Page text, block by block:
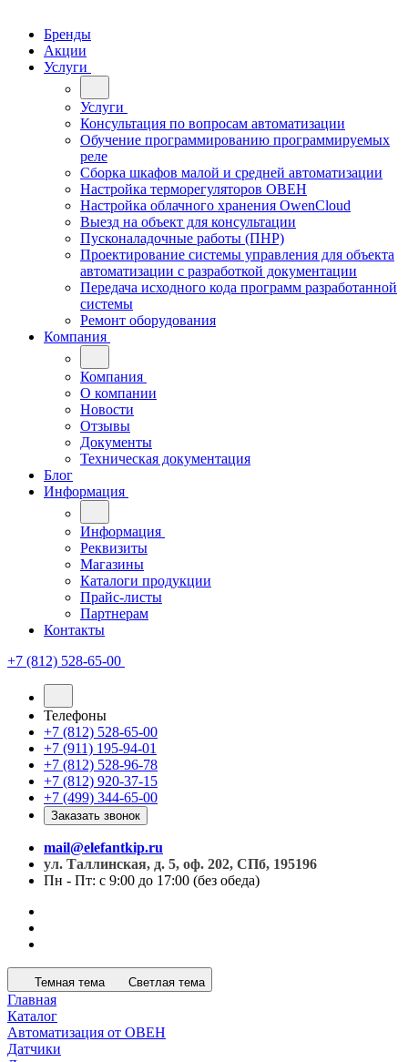
Бренды
Акции
Услуги
Услуги
Консультация по вопросам автоматизации
Обучение программированию программируемых
реле
Сборка шкафов малой и средней автоматизации
Настройка терморегуляторов ОВЕН
Настройка облачного хранения OwenCloud
Выезд на объект для консультации
Пусконаладочные работы (ПНР)
Проектирование системы управления для объекта
автоматизации с разработкой документации
Передача исходного кода программ разработанной
системы
Ремонт оборудования
Компания
Компания
О компании
Новости
Отзывы
Документы
Техническая документация
Блог
Информация
Информация
Реквизиты
Магазины
Каталоги продукции
Прайс-листы
Партнерам
Контакты
+7 (812) 528-65-00
Телефоны
+7 (812) 528-65-00
+7 (911) 195-94-01
+7 (812) 528-96-78
+7 (812) 920-37-15
+7 (499) 344-65-00
Заказать звонок
mail@elefantkip.ru
ул. Таллинская, д. 5, оф. 202, СПб, 195196
Пн - Пт: с 9:00 до 17:00 (без обеда)
Темная тема Светлая тема
Главная
Каталог
Автоматизация от ОВЕН
Датчики